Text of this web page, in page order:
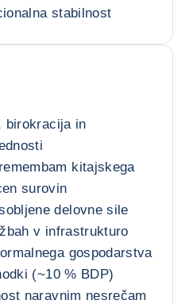
stabilnost
birokracija in
kitajskega
surovin
delovne sile
v infrastrukturo
gospodarstva
(~10 % BDP)
naravnim nesrečam